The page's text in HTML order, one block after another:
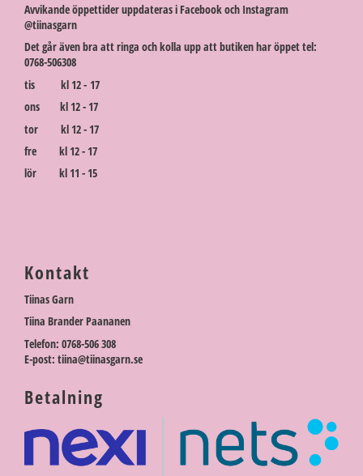
Avvikande öppettider uppdateras i Facebook och Instagram
@tiinasgarn
Det går även bra att ringa och kolla upp att butiken har öppet tel:
0768-506308
tis kl 12 - 17
ons kl 12 - 17
tor kl 12 - 17
fre kl 12 - 17
lör kl 11 - 15
Kontakt
Tiinas Garn
Tiina Brander Paananen
Telefon: 0768-506 308
E-post: tiina@tiinasgarn.se
Betalning